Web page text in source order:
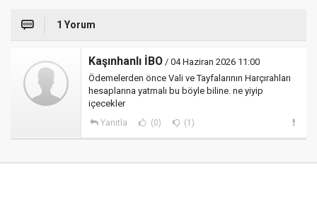
1 Yorum
Kaşınhanlı İBO / 04 Haziran 2026 11:00
Ödemelerden önce Vali ve Tayfalarının Harçırahları
hesaplarına yatmalı bu böyle biline. ne yiyip
içecekler
Yanıtla (0) (1)